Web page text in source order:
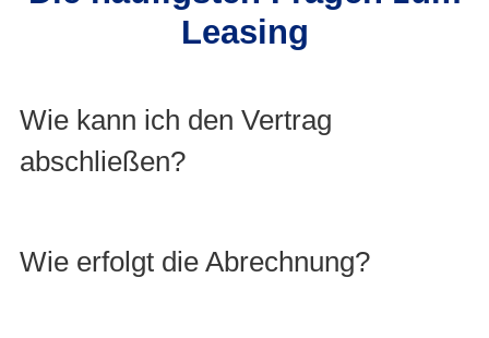
Leasing
Wie kann ich den Vertrag
abschließen?
Wie erfolgt die Abrechnung?